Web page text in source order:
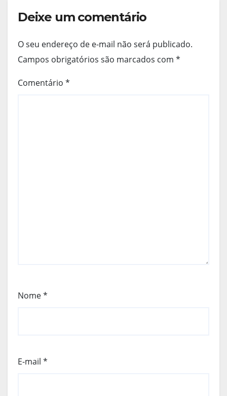
Deixe um comentário
O seu endereço de e-mail não será publicado.
Campos obrigatórios são marcados com *
Comentário *
Nome*
E-mail *